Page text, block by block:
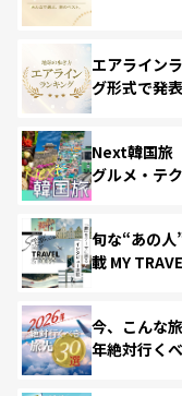
エアライン
グ形式で発表
Next韓国旅
グルメ・テ
旬な“あの人
載 MY
今、こんな
年絶対行く